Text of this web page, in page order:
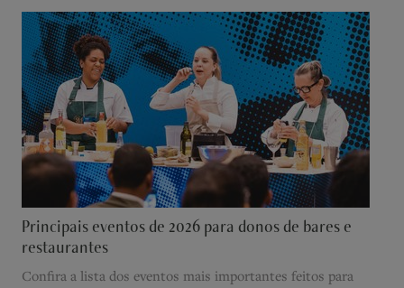
Principais eventos de 2026 para donos de bares e
restaurantes
Confira a lista dos eventos mais importantes feitos para